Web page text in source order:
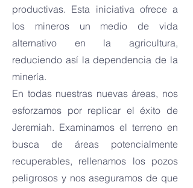
productivas. Esta iniciativa ofrece a
los mineros un medio de vida
alternativo en la agricultura,
reduciendo así la dependencia de la
minería.
En todas nuestras nuevas áreas, nos
esforzamos por replicar el éxito de
Jeremiah. Examinamos el terreno en
busca de áreas potencialmente
recuperables, rellenamos los pozos
peligrosos y nos aseguramos de que